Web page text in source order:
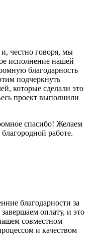
честно говоря, мы
исполнение нашей
благодарность
подчеркнуть
которые сделали это
проект выполнили
спасибо! Желаем
работе.
благодарности за
оплату, и это
совместном
и качеством